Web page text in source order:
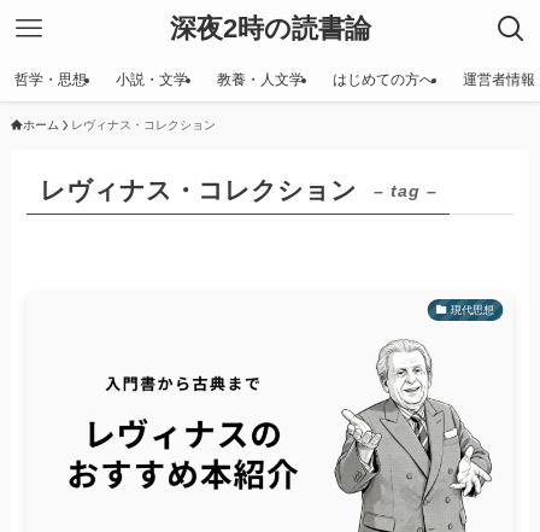
深夜2時の読書論
哲学・思想 小説・文学 教養・人文学 はじめての方へ 運営者情報
ホーム レヴィナス・コレクション
レヴィナス・コレクション – tag –
現代思想